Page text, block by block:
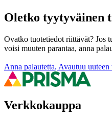
Oletko tyytyväinen
Ovatko tuotetiedot riittävät? Jos
voisi muuten parantaa, anna
Anna palautetta, Avautuu uuteen
Verkkokauppa